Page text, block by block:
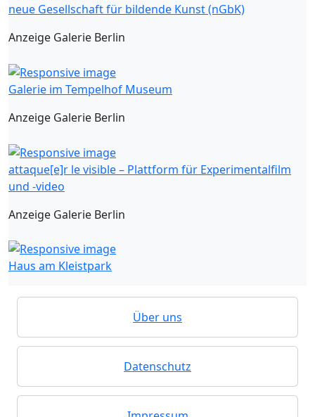
neue Gesellschaft für bildende Kunst (nGbK)
Anzeige Galerie Berlin
Galerie im Tempelhof Museum
Anzeige Galerie Berlin
attaque[e]r le visible – Plattform für Experimentalfilm
und -video
Anzeige Galerie Berlin
Haus am Kleistpark
Über uns
Datenschutz